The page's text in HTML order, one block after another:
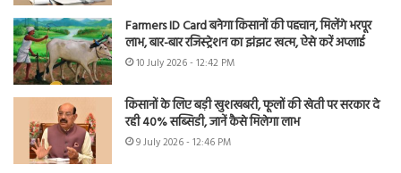
Farmers ID Card बनेगा किसानों की पहचान, मिलेंगे भरपूर
लाभ, बार-बार रजिस्ट्रेशन का झंझट खत्म, ऐसे करें अप्लाई
10 July 2026 - 12:42 PM
किसानों के लिए बड़ी खुशखबरी, फूलों की खेती पर सरकार दे
रही 40% सब्सिडी, जानें कैसे मिलेगा लाभ
9 July 2026 - 12:46 PM